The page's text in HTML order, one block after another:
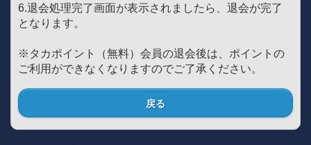
6.退会処理完了画面が表示されましたら、退会が完了
となります。
※タカポイント（無料）会員の退会後は、ポイントの
ご利用ができなくなりますのでご了承ください。
戻る